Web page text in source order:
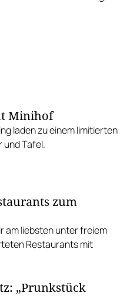
Minihof
laden zu einem limitierten
und Tafel.
zum
am liebsten unter freiem
Restaurants mit
„Prunkstück